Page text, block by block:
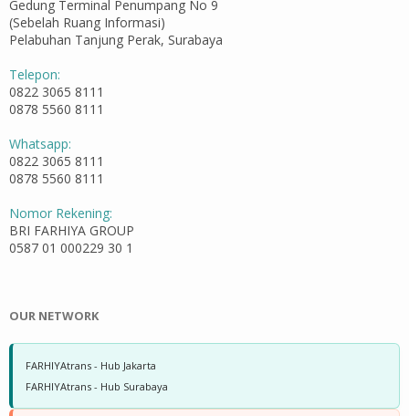
Gedung Terminal Penumpang No 9
(Sebelah Ruang Informasi)
Pelabuhan Tanjung Perak, Surabaya
Telepon:
0822 3065 8111
0878 5560 8111
Whatsapp:
0822 3065 8111
0878 5560 8111
Nomor Rekening:
BRI FARHIYA GROUP
0587 01 000229 30 1
OUR NETWORK
FARHIYAtrans - Hub Jakarta
FARHIYAtrans - Hub Surabaya